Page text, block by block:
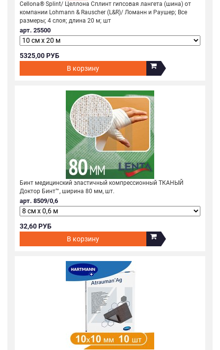
Cellona® Splint/ Целлона Сплинт гипсовая лангета (шина) от
компании Lohmann & Rauscher (L&R)/ Ломанн и Раушер; Все
размеры; 4 слоя; длина 20 м; шт
арт. 25500
5325,00 РУБ
В корзину
Бинт медицинский эластичный компрессионный ТКАНЫЙ
Доктор Бинт™, ширина 80 мм, шт.
арт. 8509/0,6
32,60 РУБ
В корзину